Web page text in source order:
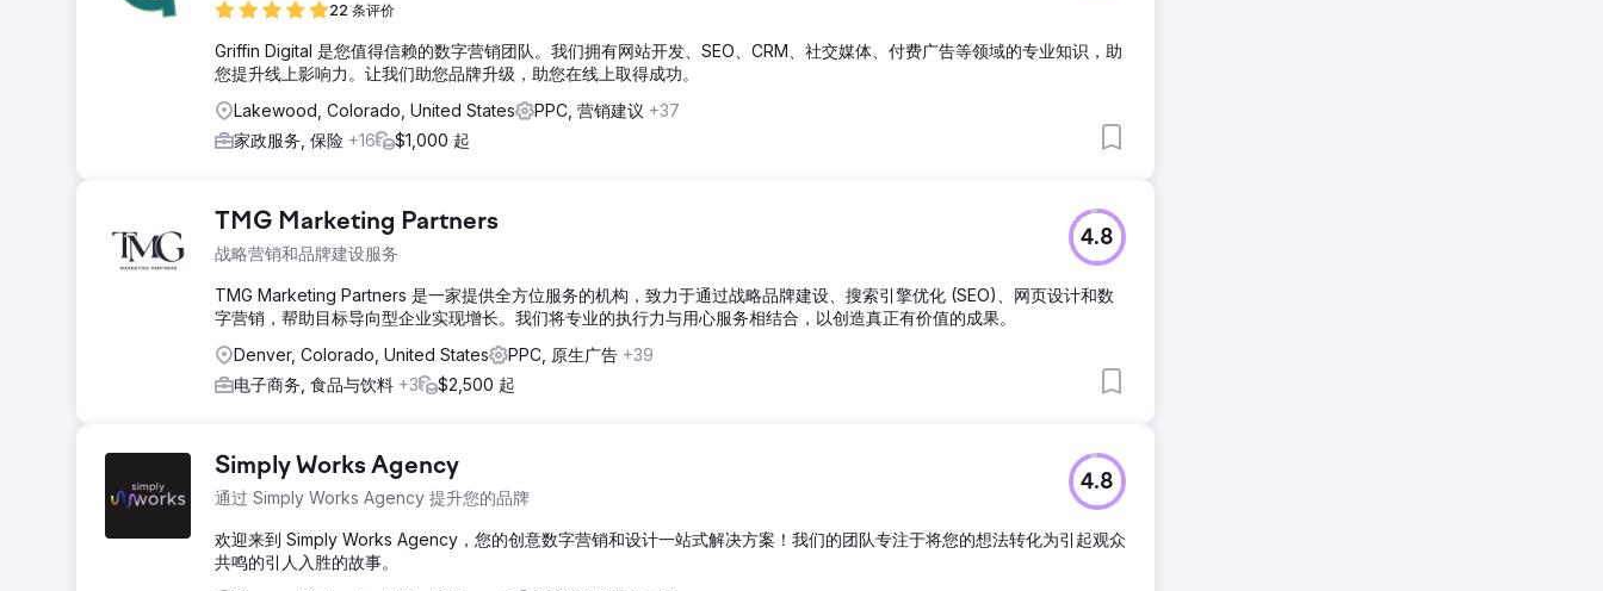
22 条评价
Griffin Digital 是您值得信赖的数字营销团队。我们拥有网站开发、SEO、CRM、社交媒体、付费广告等领域的专业知识，助
您提升线上影响力。让我们助您品牌升级，助您在线上取得成功。
Lakewood, Colorado, United States
PPC, 营销建议 +37
家政服务, 保险 +16 $1,000 起
TMG Marketing Partners
战略营销和品牌建设服务
4.8
TMG Marketing Partners 是一家提供全方位服务的机构，致力于通过战略品牌建设、搜索引擎优化 (SEO)、网页设计和数
字营销，帮助目标导向型企业实现增长。我们将专业的执行力与用心服务相结合，以创造真正有价值的成果。
Denver, Colorado, United States
PPC, 原生广告 +39
电子商务, 食品与饮料 +3 $2,500 起
Simply Works Agency
通过 Simply Works Agency 提升您的品牌
4.8
欢迎来到 Simply Works Agency，您的创意数字营销和设计一站式解决方案！我们的团队专注于将您的想法转化为引起观众
共鸣的引人入胜的故事。